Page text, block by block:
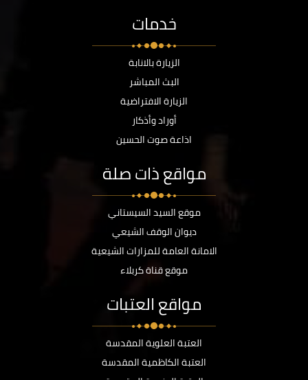
خدمات
الزيارة بالانابة
البث المباشر
الزيارة الافتراضية
أوراد وأذكار
اذاعة صوت الحسين
مواقع ذات صلة
موقع السيد السيستاني
ديوان الوقف الشيعي
الامانة العامة للمزارات الشيعية
موقع قناة كربلاء
مواقع العتبات
العتبة العلوية المقدسة
العتبة الكاظمية المقدسة